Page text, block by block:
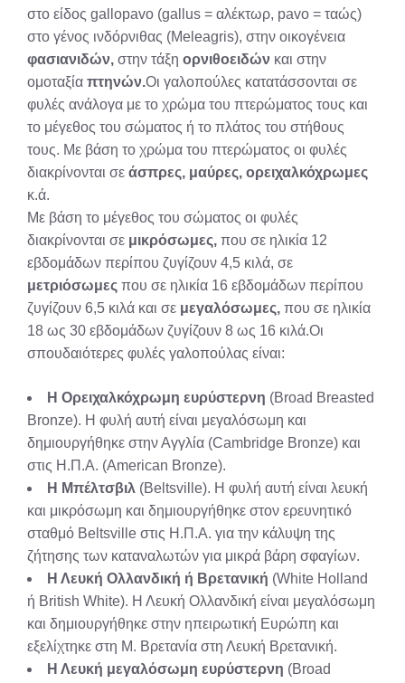
στο είδος gallopavo (gallus = αλέκτωρ, pavo = ταώς)
στο γένος ινδόρνιθας (Meleagris), στην οικογένεια
φασιανιδών, στην τάξη ορνιθοειδών και στην
ομοταξία πτηνών.Οι γαλοπούλες κατατάσσονται σε
φυλές ανάλογα με το χρώμα του πτερώματος τους και
το μέγεθος του σώματος ή το πλάτος του στήθους
τους. Με βάση το χρώμα του πτερώματος οι φυλές
διακρίνονται σε άσπρες, μαύρες, ορειχαλκόχρωμες
κ.ά.
Με βάση το μέγεθος του σώματος οι φυλές
διακρίνονται σε μικρόσωμες, που σε ηλικία 12
εβδομάδων περίπου ζυγίζουν 4,5 κιλά, σε
μετριόσωμες που σε ηλικία 16 εβδομάδων περίπου
ζυγίζουν 6,5 κιλά και σε μεγαλόσωμες, που σε ηλικία
18 ως 30 εβδομάδων ζυγίζουν 8 ως 16 κιλά.Οι
σπουδαιότερες φυλές γαλοπούλας είναι:
Η Ορειχαλκόχρωμη ευρύστερνη (Broad Breasted
Bronze). Η φυλή αυτή είναι μεγαλόσωμη και
δημιουργήθηκε στην Αγγλία (Cambridge Bronze) και
στις Η.Π.Α. (American Bronze).
Η Μπέλτσβιλ (Beltsville). Η φυλή αυτή είναι λευκή
και μικρόσωμη και δημιουργήθηκε στον ερευνητικό
σταθμό Beltsville στις Η.Π.Α. για την κάλυψη της
ζήτησης των καταναλωτών για μικρά βάρη σφαγίων.
Η Λευκή Ολλανδική ή Βρετανική (White Holland
ή British White). Η Λευκή Ολλανδική είναι μεγαλόσωμη
και δημιουργήθηκε στην ηπειρωτική Ευρώπη και
εξελίχτηκε στη Μ. Βρετανία στη Λευκή Βρετανική.
Η Λευκή μεγαλόσωμη ευρύστερνη (Broad